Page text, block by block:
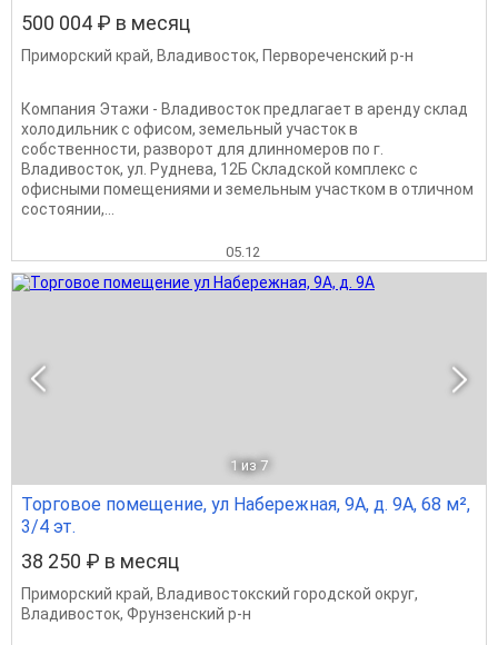
500 004 ₽ в месяц
Приморский край, Владивосток, Первореченский р-н
Компания Этажи - Владивосток предлагает в аренду склад
холодильник с офисом, земельный участок в
собственности, разворот для длинномеров по г.
Владивосток, ул. Руднева, 12Б Складской комплекс с
офисными помещениями и земельным участком в отличном
состоянии,...
05.12
1 из 7
Торговое помещение, ул Набережная, 9А, д. 9А, 68 м²,
3/4 эт.
38 250 ₽ в месяц
Приморский край, Владивостокский городской округ,
Владивосток, Фрунзенский р-н